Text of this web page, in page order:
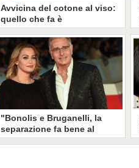
Avvicina del cotone al viso:
quello che fa è
sorprendente
PLAY
ViralVideo
"Bonolis e Bruganelli, la
separazione fa bene al
business", ma il conduttore